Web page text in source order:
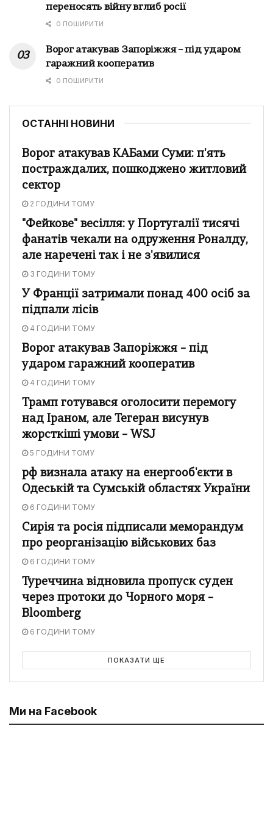
переносять війну вглиб росії
0 ПОШИРИТИ
Ворог атакував Запоріжжя – під ударом
гаражний кооператив
0 ПОШИРИТИ
ОСТАННІ НОВИНИ
Ворог атакував КАБами Суми: п'ять
постраждалих, пошкоджено житловий
сектор
2 ГОДИНИ ТОМУ
"Фейкове" весілля: у Португалії тисячі
фанатів чекали на одруження Роналду,
але наречені так і не з'явилися
3 ГОДИНИ ТОМУ
У Франції затримали понад 400 осіб за
підпали лісів
4 ГОДИНИ ТОМУ
Ворог атакував Запоріжжя – під
ударом гаражний кооператив
4 ГОДИНИ ТОМУ
Трамп готувався оголосити перемогу
над Іраном, але Тегеран висунув
жорсткіші умови – WSJ
5 ГОДИНИ ТОМУ
рф визнала атаку на енергооб'єкти в
Одеській та Сумській областях України
6 ГОДИНИ ТОМУ
Сирія та росія підписали меморандум
про реорганізацію військових баз
6 ГОДИНИ ТОМУ
Туреччина відновила пропуск суден
через протоки до Чорного моря –
Bloomberg
6 ГОДИНИ ТОМУ
ПОКАЗАТИ ЩЕ
Ми на Facebook